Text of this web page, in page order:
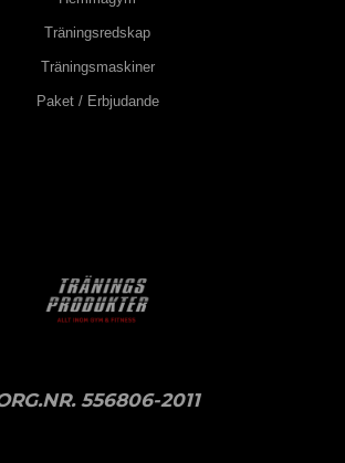
Träningsredskap
Träningsmaskiner
Paket / Erbjudande
556806-2011